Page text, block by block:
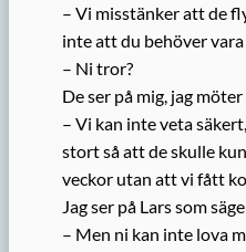
– Vi misstänker att de
inte att du behöver vara
– Ni tror?
De ser på mig, jag
– Vi kan inte veta
stort så att de skulle
veckor utan att vi fått
Jag ser på Lars som
– Men ni kan inte lova